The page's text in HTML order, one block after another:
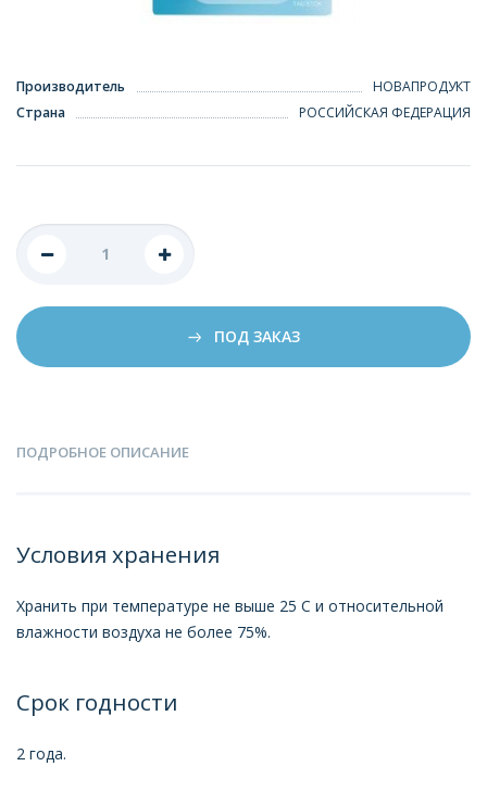
Производитель
НОВАПРОДУКТ
Страна
РОССИЙСКАЯ ФЕДЕРАЦИЯ
ПОД ЗАКАЗ
ПОДРОБНОЕ ОПИСАНИЕ
Условия хранения
Хранить при температуре не выше 25 С и относительной
влажности воздуха не более 75%.
Срок годности
2 года.